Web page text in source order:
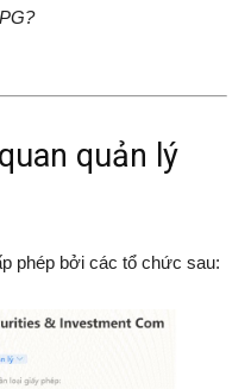
quản lý
phép bởi các tổ chức sau: